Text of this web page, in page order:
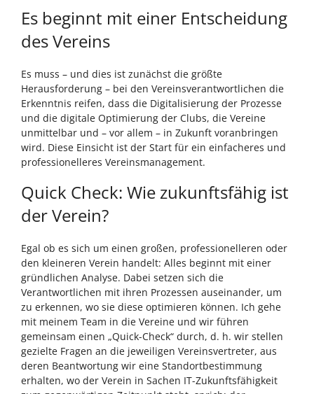
Es beginnt mit einer Entscheidung
des Vereins
Es muss – und dies ist zunächst die größte
Herausforderung – bei den Vereinsverantwortlichen die
Erkenntnis reifen, dass die Digitalisierung der Prozesse
und die digitale Optimierung der Clubs, die Vereine
unmittelbar und – vor allem – in Zukunft voranbringen
wird. Diese Einsicht ist der Start für ein einfacheres und
professionelleres Vereinsmanagement.
Quick Check: Wie zukunftsfähig ist
der Verein?
Egal ob es sich um einen großen, professionelleren oder
den kleineren Verein handelt: Alles beginnt mit einer
gründlichen Analyse. Dabei setzen sich die
Verantwortlichen mit ihren Prozessen auseinander, um
zu erkennen, wo sie diese optimieren können. Ich gehe
mit meinem Team in die Vereine und wir führen
gemeinsam einen „Quick-Check“ durch, d. h. wir stellen
gezielte Fragen an die jeweiligen Vereinsvertreter, aus
deren Beantwortung wir eine Standortbestimmung
erhalten, wo der Verein in Sachen IT-Zukunftsfähigkeit